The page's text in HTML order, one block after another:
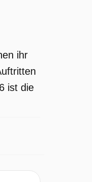
ihr
ist die